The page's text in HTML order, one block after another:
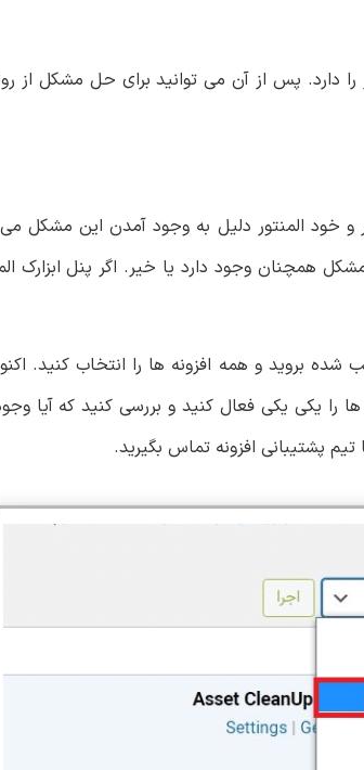
دارد. پس از آن می توانید برای حل مشکل از
و خود المنتور دلیل به وجود آمدن این مشکل می
همچنان وجود دارد یا خیر. اگر پنل ابزارک
بروید و همه افزونه ها را انتخاب کنید.
را یکی یکی فعال کنید و بررسی کنید که آیا
پشتیبانی افزونه تماس بگیرید.